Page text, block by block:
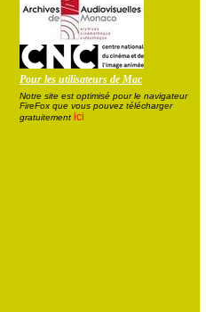
Pour les utilisateurs de Mac
Notre site est optimisé pour le navigateur
FireFox que vous pouvez télécharger
gratuitement ici